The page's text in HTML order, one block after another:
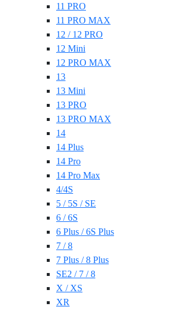
11 PRO
11 PRO MAX
12 / 12 PRO
12 Mini
12 PRO MAX
13
13 Mini
13 PRO
13 PRO MAX
14
14 Plus
14 Pro
14 Pro Max
4/4S
5 / 5S / SE
6 / 6S
6 Plus / 6S Plus
7 / 8
7 Plus / 8 Plus
SE2 / 7 / 8
X / XS
XR